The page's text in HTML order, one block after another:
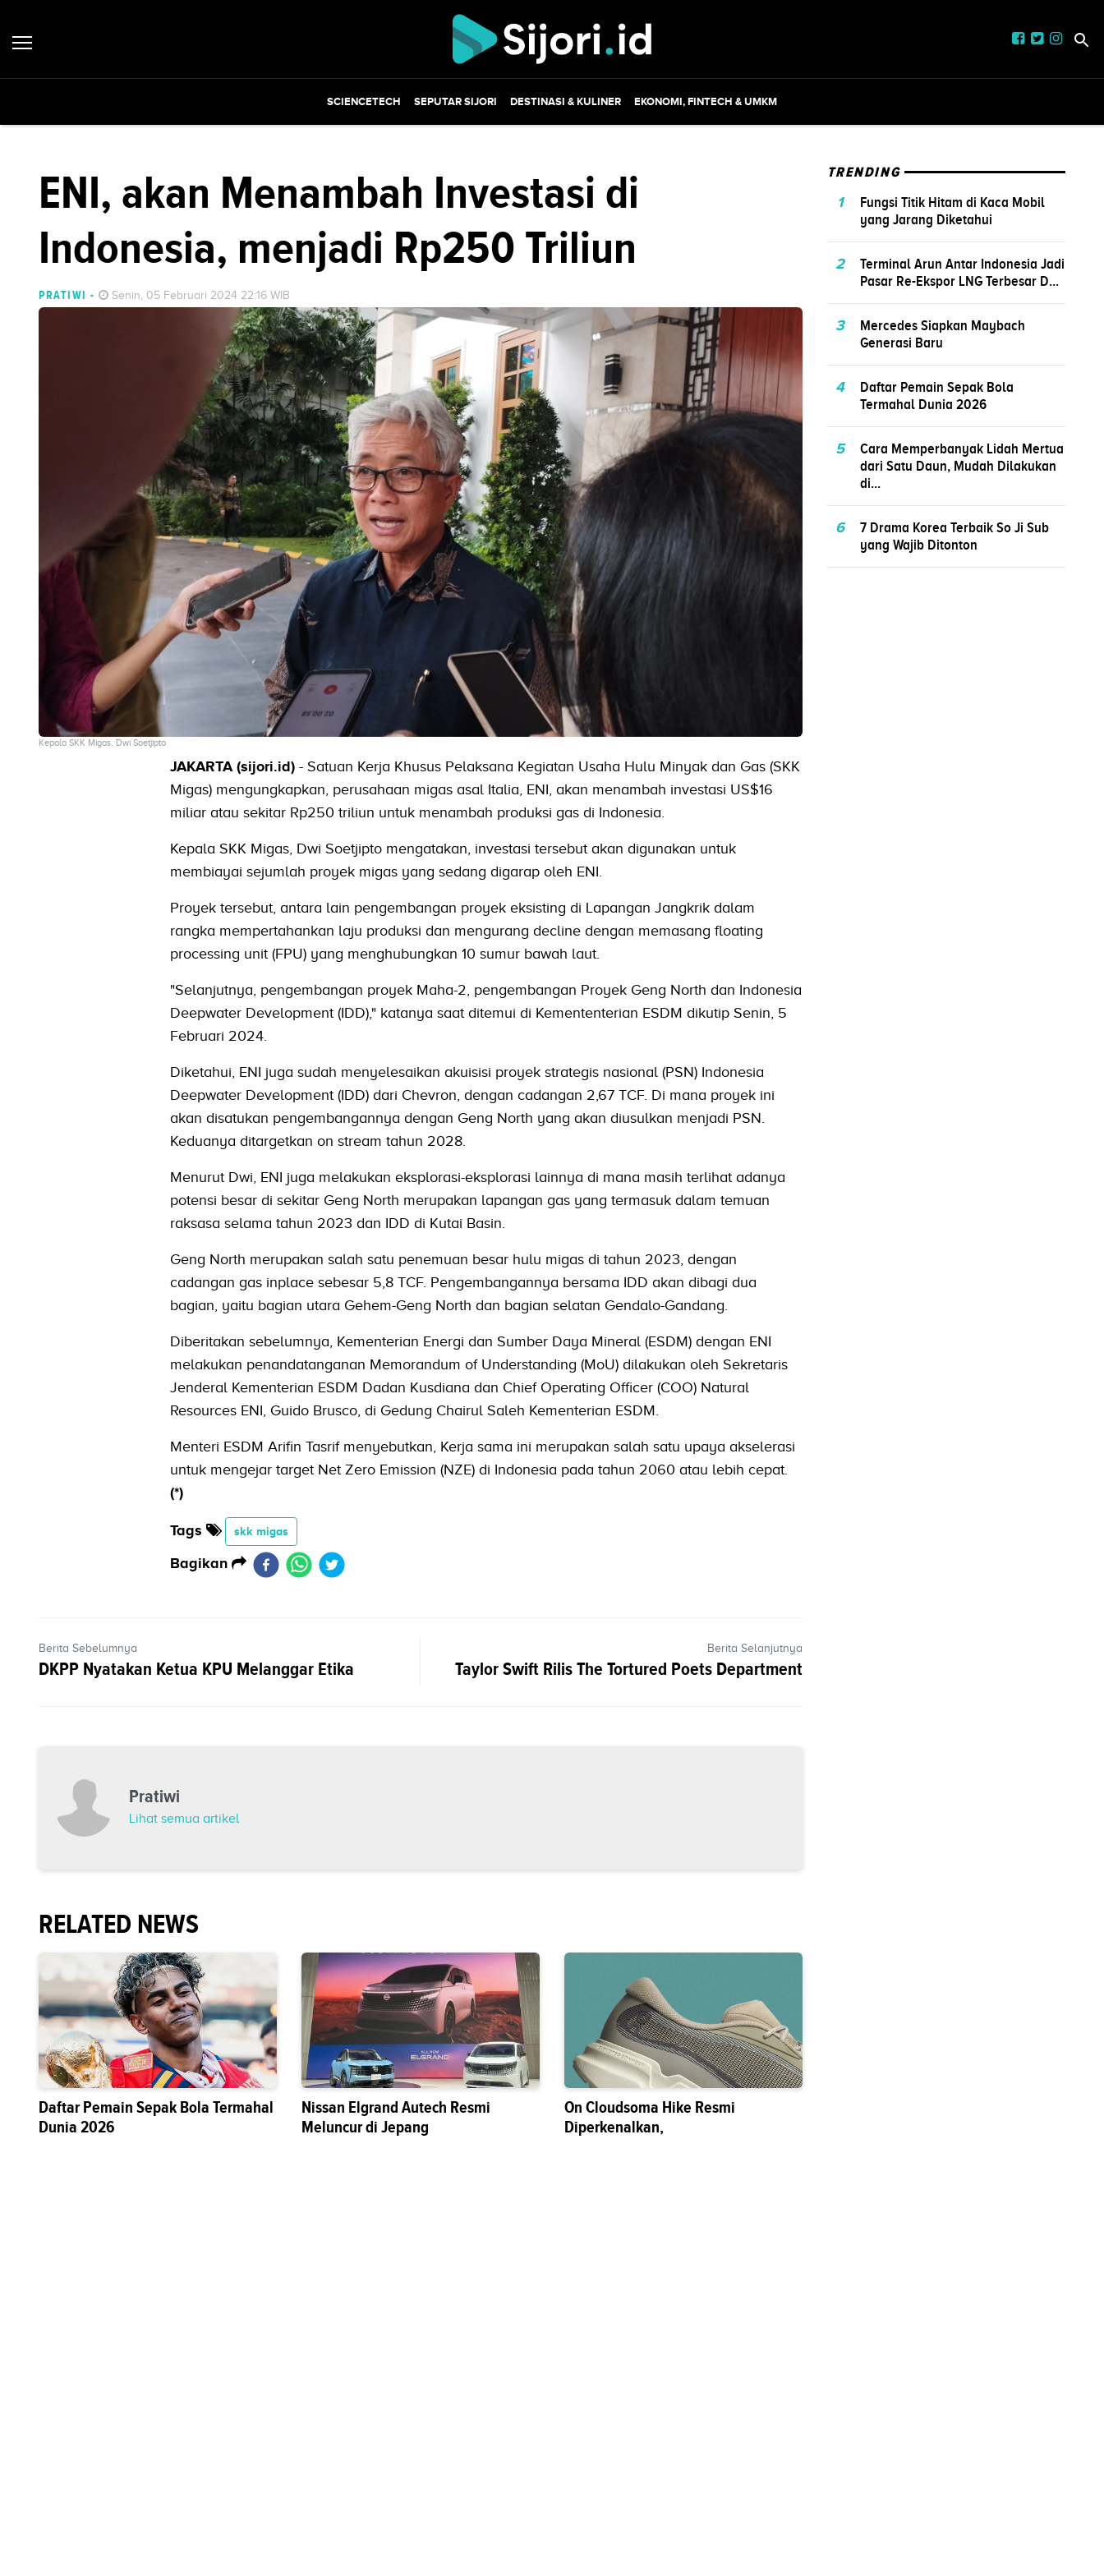
SCIENCETECH SEPUTAR SIJORI DESTINASI & KULINER EKONOMI, FINTECH & UMKM
ENI, akan Menambah Investasi di
Indonesia, menjadi Rp250 Triliun
PRATIWI - Senin, 05 Februari 2024 22:16 WIB
Kepala SKK Migas, Dwi Soetjipto
JAKARTA (sijori.id)- Satuan Kerja Khusus Pelaksana Kegiatan Usaha Hulu Minyak dan Gas (SKK
Migas) mengungkapkan, perusahaan migas asal Italia, ENI, akan menambah investasi US$16
miliar atau sekitar Rp250 triliun untuk menambah produksi gas di Indonesia.
Kepala SKK Migas, Dwi Soetjipto mengatakan, investasi tersebut akan digunakan untuk
membiayai sejumlah proyek migas yang sedang digarap oleh ENI.
Proyek tersebut, antara lain pengembangan proyek eksisting di Lapangan Jangkrik dalam
rangka mempertahankan laju produksi dan mengurang decline dengan memasang floating
processing unit (FPU) yang menghubungkan 10 sumur bawah laut.
"Selanjutnya, pengembangan proyek Maha-2, pengembangan Proyek Geng North dan Indonesia
Deepwater Development (IDD)," katanya saat ditemui di Kemententerian ESDM dikutip Senin, 5
Februari 2024.
Diketahui, ENI juga sudah menyelesaikan akuisisi proyek strategis nasional (PSN) Indonesia
Deepwater Development (IDD) dari Chevron, dengan cadangan 2,67 TCF. Di mana proyek ini
akan disatukan pengembangannya dengan Geng North yang akan diusulkan menjadi PSN.
Keduanya ditargetkan on stream tahun 2028.
Menurut Dwi, ENI juga melakukan eksplorasi-eksplorasi lainnya di mana masih terlihat adanya
potensi besar di sekitar Geng North merupakan lapangan gas yang termasuk dalam temuan
raksasa selama tahun 2023 dan IDD di Kutai Basin.
Geng North merupakan salah satu penemuan besar hulu migas di tahun 2023, dengan
cadangan gas inplace sebesar 5,8 TCF. Pengembangannya bersama IDD akan dibagi dua
bagian, yaitu bagian utara Gehem-Geng North dan bagian selatan Gendalo-Gandang.
Diberitakan sebelumnya, Kementerian Energi dan Sumber Daya Mineral (ESDM) dengan ENI
melakukan penandatanganan Memorandum of Understanding (MoU) dilakukan oleh Sekretaris
Jenderal Kementerian ESDM Dadan Kusdiana dan Chief Operating Officer (COO) Natural
Resources ENI, Guido Brusco, di Gedung Chairul Saleh Kementerian ESDM.
Menteri ESDM Arifin Tasrif menyebutkan, Kerja sama ini merupakan salah satu upaya akselerasi
untuk mengejar target Net Zero Emission (NZE) di Indonesia pada tahun 2060 atau lebih cepat.
(*)
Tags skk migas
Bagikan
Berita Sebelumnya
DKPP Nyatakan Ketua KPU Melanggar Etika
Berita Selanjutnya
Taylor Swift Rilis The Tortured Poets Department
Pratiwi
Lihat semua artikel
RELATED NEWS
Daftar Pemain Sepak Bola Termahal
Dunia 2026
Nissan Elgrand Autech Resmi
Meluncur di Jepang
On Cloudsoma Hike Resmi
Diperkenalkan,
TRENDING
1
Fungsi Titik Hitam di Kaca Mobil
yang Jarang Diketahui
2
Terminal Arun Antar Indonesia Jadi
Pasar Re-Ekspor LNG Terbesar D...
3
Mercedes Siapkan Maybach
Generasi Baru
4
Daftar Pemain Sepak Bola
Termahal Dunia 2026
5
Cara Memperbanyak Lidah Mertua
dari Satu Daun, Mudah Dilakukan
di...
6
7 Drama Korea Terbaik So Ji Sub
yang Wajib Ditonton